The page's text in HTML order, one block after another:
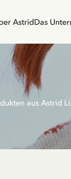
AstridDas
aus Astrid